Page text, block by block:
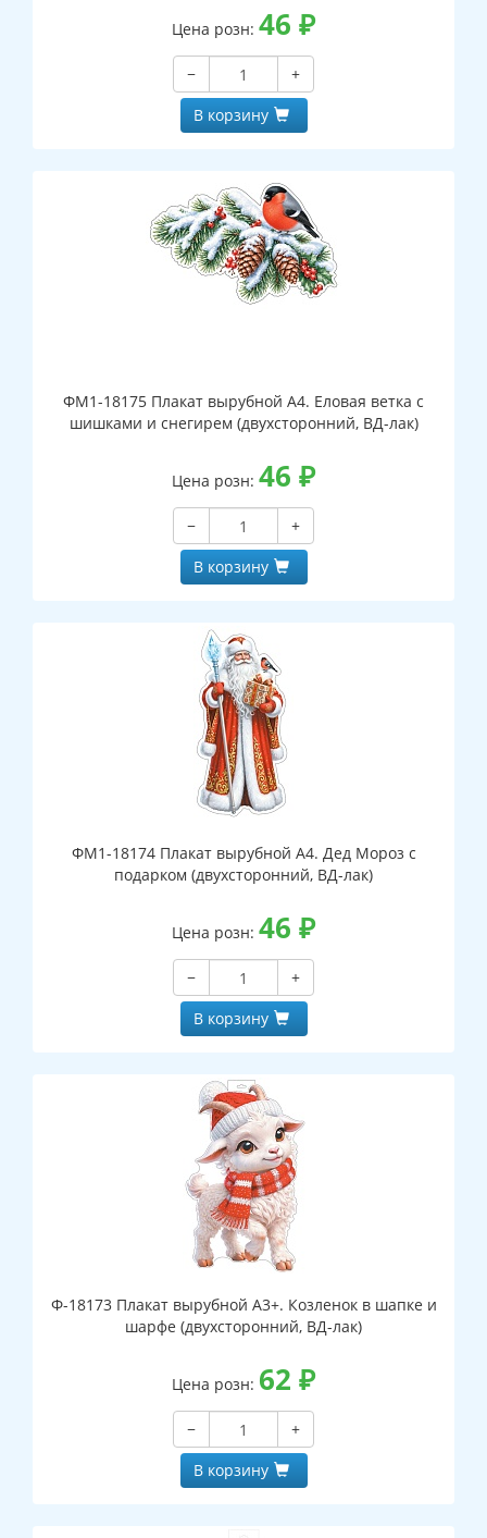
Цена розн: 46 ₽
−
+
В корзину
ФМ1-18175 Плакат вырубной А4. Еловая ветка с
шишками и снегирем (двухсторонний, ВД-лак)
Цена розн: 46 ₽
−
+
В корзину
ФМ1-18174 Плакат вырубной А4. Дед Мороз с
подарком (двухсторонний, ВД-лак)
Цена розн: 46 ₽
−
+
В корзину
Ф-18173 Плакат вырубной А3+. Козленок в шапке и
шарфе (двухсторонний, ВД-лак)
Цена розн: 62 ₽
−
+
В корзину